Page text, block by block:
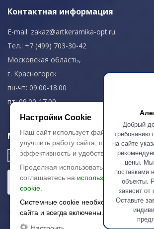
Добрый
требованию
на сайте
цены. Мы
поставками
объекты.
зависит от
Оставьте
Контактная информация
E-mail: zakaz@artkeramika-opt.ru
Тел.: +7 (499) 703-30-42
Московская область,
г. Красногорск
пн-чт: 09.00-18.00
пт: 09.00-17.00
Мы в соц. сетях
Настройки Cookie
Наш сайт использует файлы cookie,
улучшить работу сайта, повысить его
эффективность и удобство.
Продолжая использовать сайт, вы
соглашаетесь на использование файлов
cookie.
Системные cookie необходимы для
сайта и всегда включены.